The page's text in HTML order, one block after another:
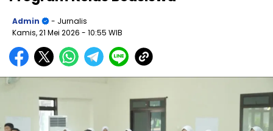
Admin
- Jurnalis
Kamis, 21 Mei 2026 - 10:55 WIB